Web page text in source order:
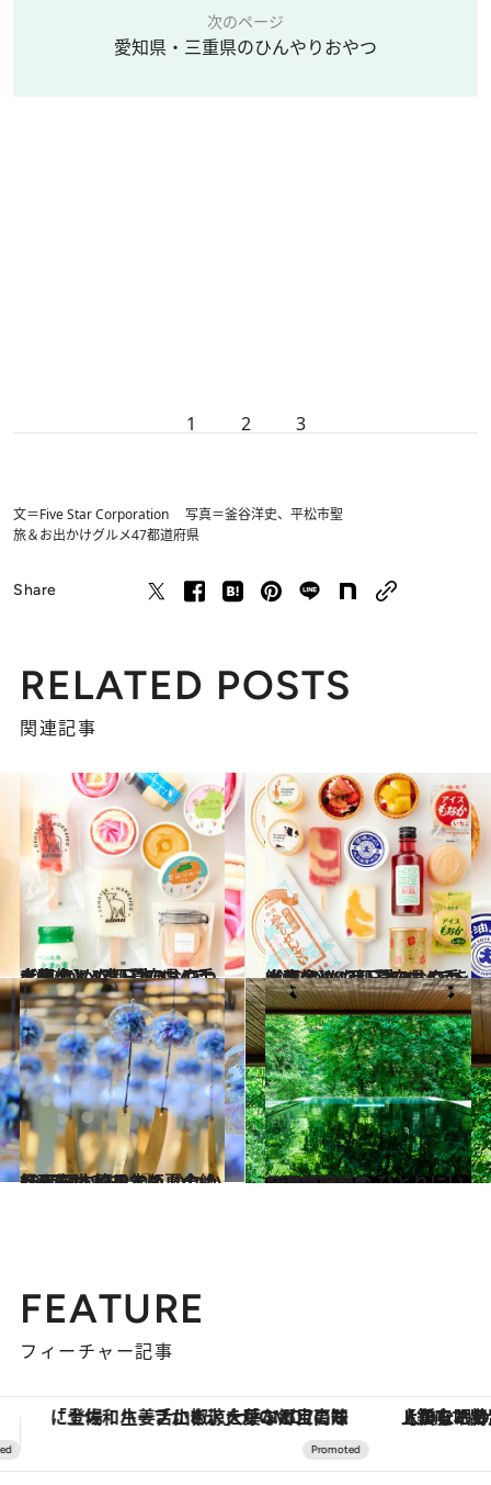
次のページ
愛知県・三重県のひんやりおやつ
1 2 3
文＝Five Star Corporation 写真＝釜谷洋史、平松市聖
旅＆お出かけグルメ47都道府県
Share
RELATED POSTS
関連記事
2022.7.6
【画像】47都道府県の手土産 つめたい夏のおやつ大集合！ “東日本エリアを総まとめ”
グルメ 2022.7.20
【画像】47都道府県の手土産 つめたい夏のおやつ大集合！ “西日本エリアを総まとめ”
グルメ
2022.8.4
【画像】2022年版 いつか行きたい！ 日本の夏の絶景 西日本篇まとめ《全160スポット》①
旅＆お出かけ 2022.7.28
47都道府県の ひとりにいい温泉宿118
旅＆お出かけ
FEATURE
フィーチャー記事
【銀座で出合う最旬美容】美髪ケアや上質な眠り…セルフケアのアップデートから、特別な名入れギフトまで。大人のための「ReFa GINZA」クルーズ ヴァシュロン・コンスタンタ